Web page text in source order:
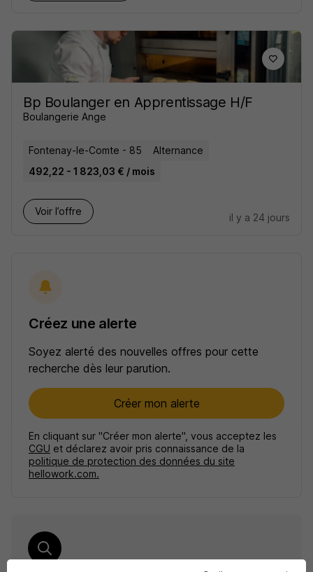
Bp Boulanger en Apprentissage H/F
Boulangerie Ange
Fontenay-le-Comte - 85
Alternance
492,22 - 1 823,03 € / mois
Voir l’offre
il y a 24 jours
Créez une alerte
Soyez alerté des nouvelles offres pour cette
recherche dès leur parution.
Créer mon alerte
En cliquant sur "Créer mon alerte", vous acceptez les
CGU et déclarez avoir pris connaissance de la
politique de protection des données du site
hellowork.com.